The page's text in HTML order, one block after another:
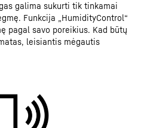
galima sukurti tik tinkamai
Funkcija „HumidityControl“
pagal savo poreikius. Kad būtų
leisiantis mėgautis